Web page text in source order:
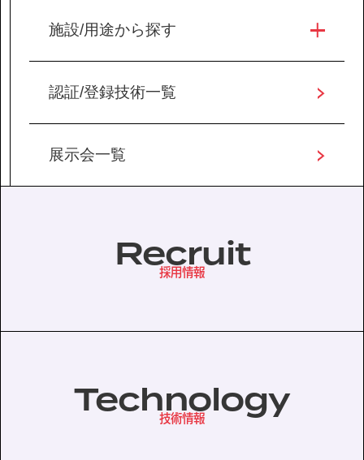
施設/用途から探す
認証/登録技術一覧
展示会一覧
Recruit
採用情報
Technology
技術情報